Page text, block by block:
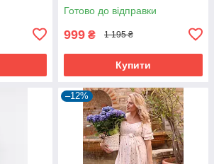
Готово до відправки
999 ₴ 1 195 ₴
Купити
–12%